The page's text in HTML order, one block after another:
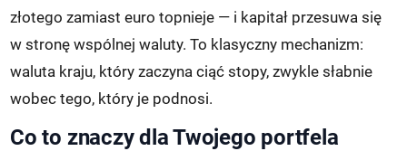
złotego zamiast euro topnieje — i kapitał przesuwa się
w stronę wspólnej waluty. To klasyczny mechanizm:
waluta kraju, który zaczyna ciąć stopy, zwykle słabnie
wobec tego, który je podnosi.
Co to znaczy dla Twojego portfela